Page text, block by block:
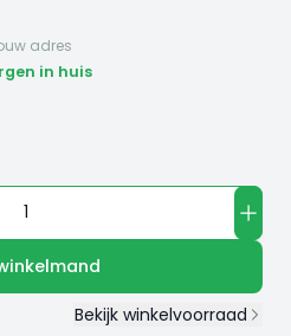
adres
in huis
Bekijk winkelvoorraad